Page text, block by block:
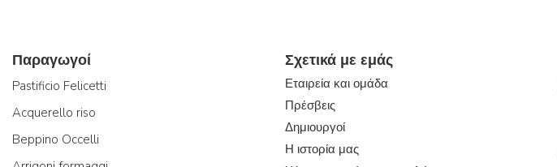
Παραγωγοί
Pastificio Felicetti
Acquerello riso
Beppino Occelli
Σχετικά με εμάς
Εταιρεία και ομάδα
Πρέσβεις
Δημιουργοί
Η ιστορία μας